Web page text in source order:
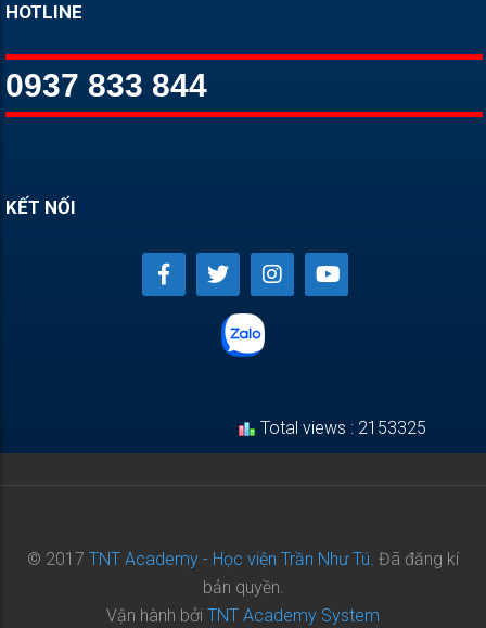
HOTLINE
0937 833 844
KẾT NỐI
Total views : 2153325
© 2017 TNT Academy - Học viện Trần Như Tú. Đã đăng kí
bản quyền.
Vận hành bởi TNT Academy System